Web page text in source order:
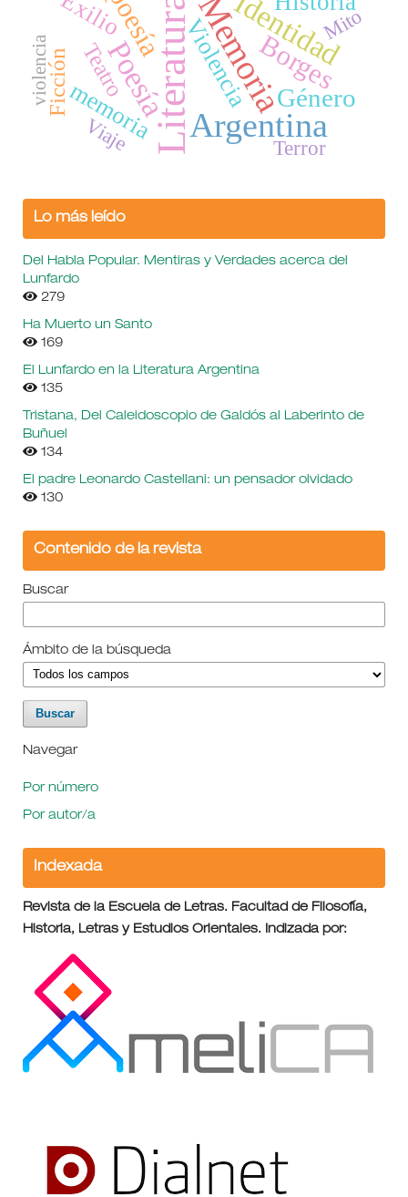
LiteraturaMemoria
Argentina
Poesía
Identidad
Borges
poesía
Género
Violencia
memoria
Exilio
Teatro
Ficción
Viaje
Mito
Terror
violencia
Lo más leído
Del Habla Popular. Mentiras y Verdades acerca del
Lunfardo
279
Ha Muerto un Santo
169
El Lunfardo en la Literatura Argentina
135
Tristana, Del Caleidoscopio de Galdós al Laberinto de
Buñuel
134
El padre Leonardo Castellani: un pensador olvidado
130
Contenido de la revista
Buscar
Ámbito de la búsqueda
Navegar
Por número
Por autor/a
Indexada
Revista de la Escuela de Letras. Facultad de Filosofía,
Historia, Letras y Estudios Orientales. Indizada por: